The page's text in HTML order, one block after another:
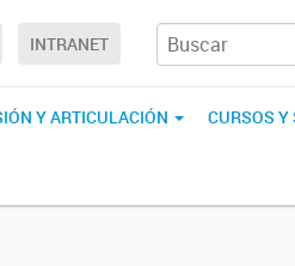
INTRANET
Y ARTICULACIÓN CURSOS Y